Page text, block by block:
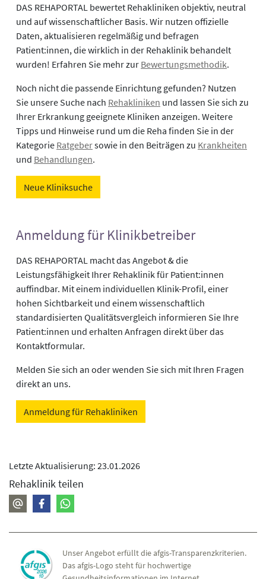
DAS REHAPORTAL bewertet Rehakliniken objektiv, neutral
und auf wissenschaftlicher Basis. Wir nutzen offizielle
Daten, aktualisieren regelmäßig und befragen
Patient:innen, die wirklich in der Rehaklinik behandelt
wurden! Erfahren Sie mehr zur Bewertungsmethodik.
Noch nicht die passende Einrichtung gefunden? Nutzen
Sie unsere Suche nach Rehakliniken und lassen Sie sich zu
Ihrer Erkrankung geeignete Kliniken anzeigen. Weitere
Tipps und Hinweise rund um die Reha finden Sie in der
Kategorie Ratgebersowie in den Beiträgen zu Krankheiten
und Behandlungen.
Neue Kliniksuche
Anmeldung für Klinikbetreiber
DAS REHAPORTAL macht das Angebot & die
Leistungsfähigkeit Ihrer Rehaklinik für Patient:innen
auffindbar. Mit einem individuellen Klinik-Profil, einer
hohen Sichtbarkeit und einem wissenschaftlich
standardisierten Qualitätsvergleich informieren Sie Ihre
Patient:innen und erhalten Anfragen direkt über das
Kontaktformular.
Melden Sie sich an oder wenden Sie sich mit Ihren Fragen
direkt an uns.
Anmeldung für Rehakliniken
Letzte Aktualisierung: 23.01.2026
Rehaklinik teilen
Unser Angebot erfüllt die afgis-Transparenzkriterien.
Das afgis-Logo steht für hochwertige